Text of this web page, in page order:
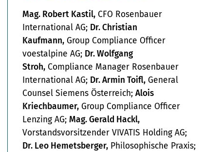
Mag. Robert Kastil, CFO Rosenbauer
International AG; Dr. Christian
Kaufmann, Group Compliance Officer
voestalpine AG; Dr. Wolfgang
Stroh, Compliance Manager Rosenbauer
International AG; Dr. Armin Toifl, General
Counsel Siemens Österreich; Alois
Kriechbaumer, Group Compliance Officer
Lenzing AG; Mag. Gerald Hackl,
Vorstandsvorsitzender VIVATIS Holding AG;
Dr. Leo Hemetsberger, Philosophische Praxis;